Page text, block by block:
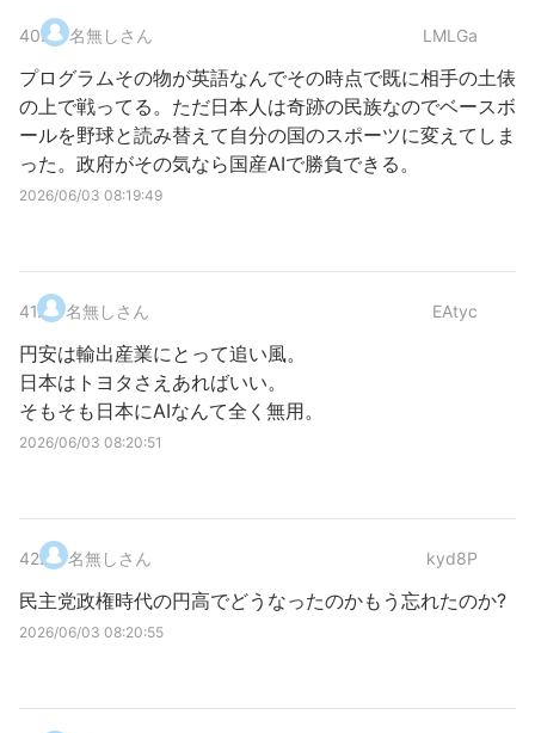
40. 名無しさん LMLGa
プログラムその物が英語なんでその時点で既に相手の土俵
の上で戦ってる。ただ日本人は奇跡の民族なのでベースボ
ールを野球と読み替えて自分の国のスポーツに変えてしま
った。政府がその気なら国産AIで勝負できる。
2026/06/03 08:19:49
41. 名無しさん EAtyc
円安は輸出産業にとって追い風。
日本はトヨタさえあればいい。
そもそも日本にAIなんて全く無用。
2026/06/03 08:20:51
42. 名無しさん kyd8P
民主党政権時代の円高でどうなったのかもう忘れたのか?
2026/06/03 08:20:55